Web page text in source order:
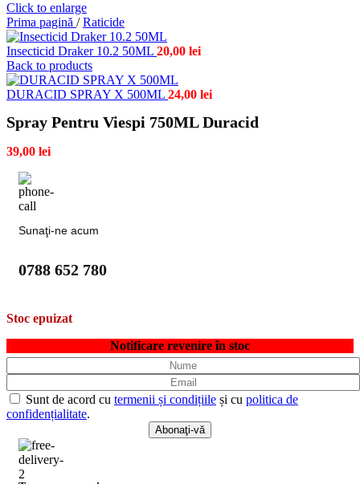
Click to enlarge
Prima pagină / Raticide
Insecticid Draker 10.2 50ML 20,00 lei
Back to products
DURACID SPRAY X 500ML 24,00 lei
Spray Pentru Viespi 750ML Duracid
39,00 lei
Sunaţi-ne acum
0788 652 780
Stoc epuizat
Notificare revenire în stoc
Sunt de acord cu termenii și condițiile și cu politica de
confidențialitate.